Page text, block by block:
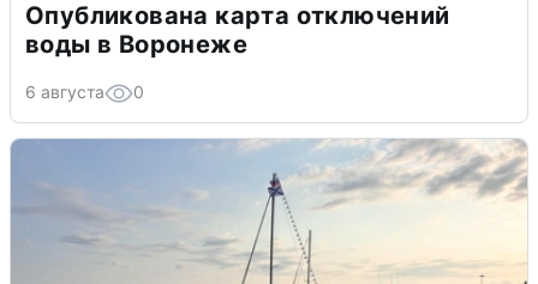
Опубликована карта отключений
воды в Воронеже
6 августа 0